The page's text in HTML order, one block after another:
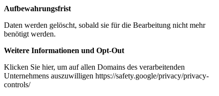
Aufbewahrungsfrist
Daten werden gelöscht, sobald sie für die Bearbeitung nicht mehr
benötigt werden.
Weitere Informationen und Opt-Out
Klicken Sie hier, um auf allen Domains des verarbeitenden
Unternehmens auszuwilligen https://safety.google/privacy/privacy-
controls/